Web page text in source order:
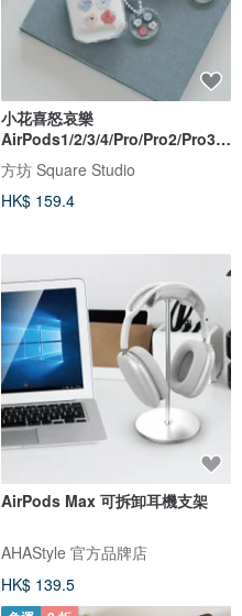
小花喜怒哀樂
AirPods1/2/3/4/Pro/Pro2/Pro3
韓國連體耳機殼
方坊 Square Studio
HK$ 159.4
AirPods Max 可拆卸耳機支架
AHAStyle 官方品牌店
HK$ 139.5